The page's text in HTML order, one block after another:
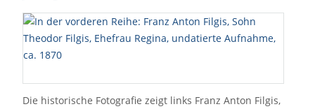
Die historische Fotografie zeigt links Franz Anton Filgis,